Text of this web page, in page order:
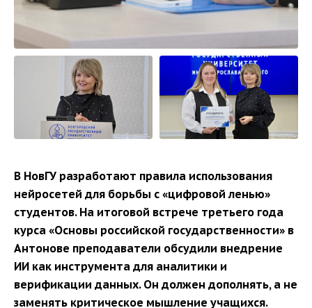
В НовГУ разработают правила использования
нейросетей для борьбы с «цифровой ленью»
студентов. На итоговой встрече третьего года
курса «Основы российской государственности» в
Антонове преподаватели обсудили внедрение
ИИ как инструмента для аналитики и
верификации данных. Он должен дополнять, а не
заменять критическое мышление учащихся.